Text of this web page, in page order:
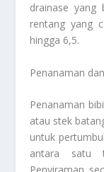
drainase yang
rentang yang
hingga 6,5.
Penanaman
Penanaman
atau stek
untuk
antara satu